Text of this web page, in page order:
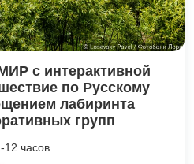
с интерактивной
по Русскому
лабиринта
групп
12 часов